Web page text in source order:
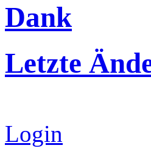
Dank
Letzte
Login